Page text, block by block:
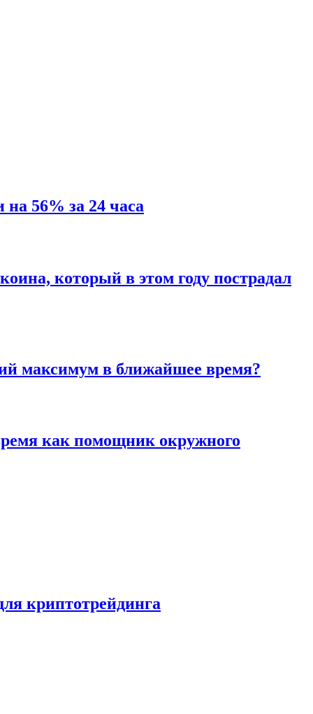
56% за 24 часа
который в этом году пострадал
максимум в ближайшее время?
как помощник окружного
криптотрейдинга